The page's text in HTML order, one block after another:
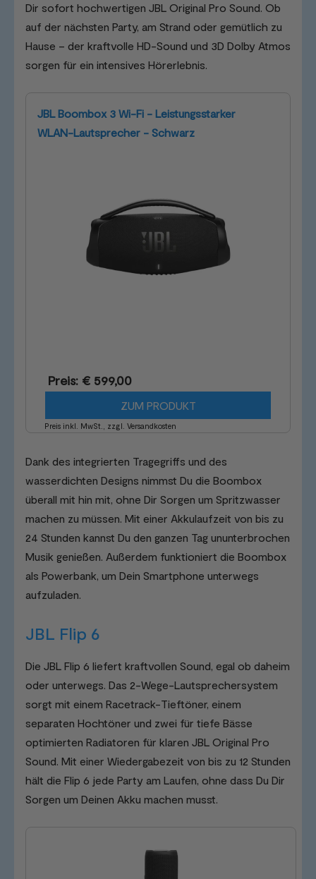
Dir sofort hochwertigen JBL Original Pro Sound. Ob
auf der nächsten Party, am Strand oder gemütlich zu
Hause – der kraftvolle HD-Sound und 3D Dolby Atmos
sorgen für ein intensives Hörerlebnis.
JBL Boombox 3 Wi-Fi - Leistungsstarker
WLAN-Lautsprecher - Schwarz
Preis: € 599,00
ZUM PRODUKT
Preis inkl. MwSt., zzgl. Versandkosten
Dank des integrierten Tragegriffs und des
wasserdichten Designs nimmst Du die Boombox
überall mit hin mit, ohne Dir Sorgen um Spritzwasser
machen zu müssen. Mit einer Akkulaufzeit von bis zu
24 Stunden kannst Du den ganzen Tag ununterbrochen
Musik genießen. Außerdem funktioniert die Boombox
als Powerbank, um Dein Smartphone unterwegs
aufzuladen.
JBL Flip 6
Die JBL Flip 6 liefert kraftvollen Sound, egal ob daheim
oder unterwegs. Das 2-Wege-Lautsprechersystem
sorgt mit einem Racetrack-Tieftöner, einem
separaten Hochtöner und zwei für tiefe Bässe
optimierten Radiatoren für klaren JBL Original Pro
Sound. Mit einer Wiedergabezeit von bis zu 12 Stunden
hält die Flip 6 jede Party am Laufen, ohne dass Du Dir
Sorgen um Deinen Akku machen musst.